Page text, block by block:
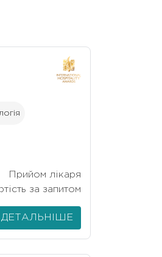
Прийом лікаря
за запитом
ДЕТАЛЬНІШЕ